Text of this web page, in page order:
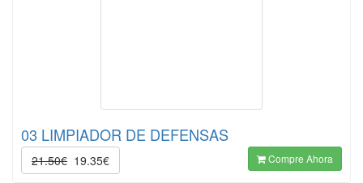
03 LIMPIADOR DE DEFENSAS
21.50€ 19.35€ Compre Ahora